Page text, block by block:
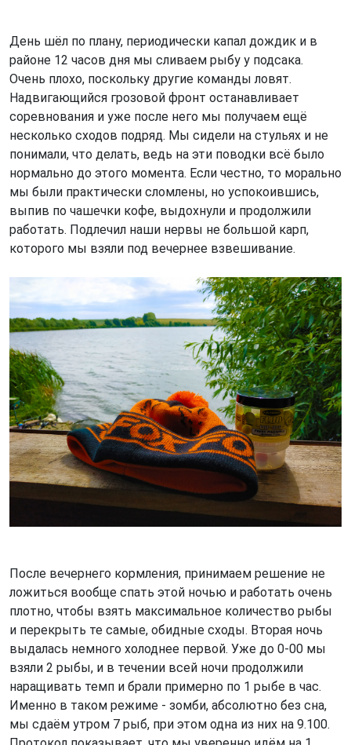
День шёл по плану, периодически капал дождик и в
районе 12 часов дня мы сливаем рыбу у подсака.
Очень плохо, поскольку другие команды ловят.
Надвигающийся грозовой фронт останавливает
соревнования и уже после него мы получаем ещё
несколько сходов подряд. Мы сидели на стульях и не
понимали, что делать, ведь на эти поводки всё было
нормально до этого момента. Если честно, то морально
мы были практически сломлены, но успокоившись,
выпив по чашечки кофе, выдохнули и продолжили
работать. Подлечил наши нервы не большой карп,
которого мы взяли под вечернее взвешивание.
После вечернего кормления, принимаем решение не
ложиться вообще спать этой ночью и работать очень
плотно, чтобы взять максимальное количество рыбы
и перекрыть те самые, обидные сходы. Вторая ночь
выдалась немного холоднее первой. Уже до 0-00 мы
взяли 2 рыбы, и в течении всей ночи продолжили
наращивать темп и брали примерно по 1 рыбе в час.
Именно в таком режиме - зомби, абсолютно без сна,
мы сдаём утром 7 рыб, при этом одна из них на 9.100.